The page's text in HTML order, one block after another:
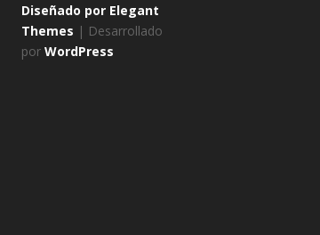
Diseñado por Elegant
Themes | Desarrollado
por WordPress